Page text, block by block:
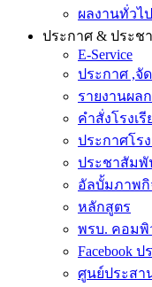
ผลงานทั่วไป
ประกาศ & ประช
E-Service
ประกาศ ,จั
รายงานผล
คำสั่งโรงเรี
ประกาศโร
ประชาสัมพั
อัลบั้มภาพกิ
หลักสูตร
พรบ. คอมพิ
Facebook
ศูนย์ประสา